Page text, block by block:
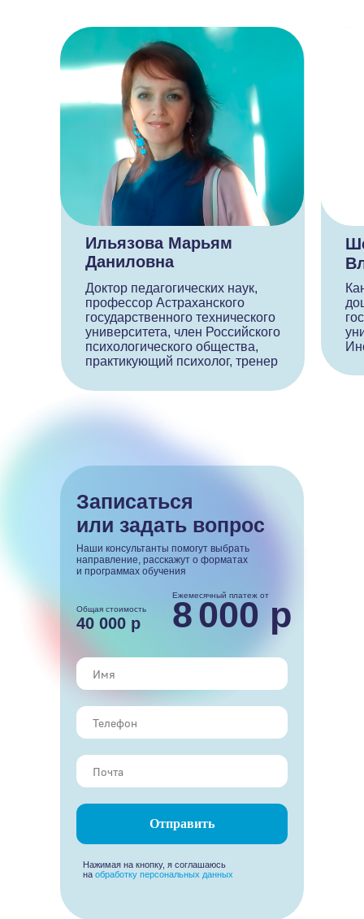
Ильязова Марьям
Даниловна
Доктор педагогических наук,
профессор Астраханского
государственного технического
университета, член Российского
психологического общества,
практикующий психолог, тренер
Записаться
или задать вопрос
Отправить
Нажимая на кнопку, я соглашаюсь
на обработку персональных данных
Наши консультанты помогут выбрать
направление, расскажут о форматах
и программах обучения
40 000 р
Общая стоимость 000 р
Ежемесячный платеж от
8